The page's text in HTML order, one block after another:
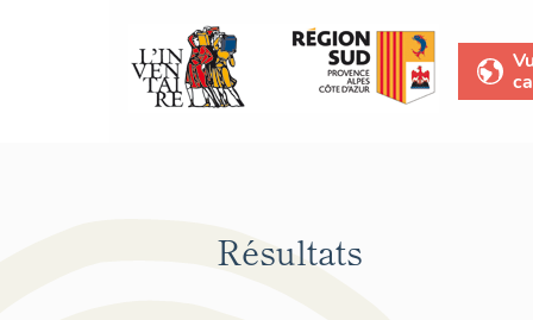
Résultats